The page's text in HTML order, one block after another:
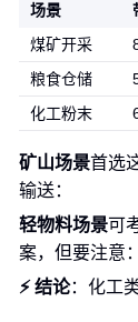
场景
煤矿开采
粮食仓储
化工粉末
矿山场景首选
输送：
轻物料场景可
案，但要注意：
⚡ 结论：化工